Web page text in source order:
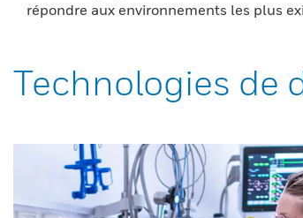
répondre aux environnements les plus
Technologies de